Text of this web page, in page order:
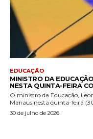
EDUCAÇÃO
MINISTRO DA
NESTA QUINTA-FEIRA
O ministro da Educação,
Manaus nesta quinta-feira
30 de julho de 2026